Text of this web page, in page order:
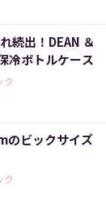
続出！DEAN ＆
冷ボトルケース
ク
のビックサイズ
ク